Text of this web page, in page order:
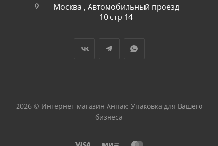
Москва , Автомобильный проезд
10 стр 14
2026 © Интернет-магазин Анпак: Упаковка для Вашего
бизнеса